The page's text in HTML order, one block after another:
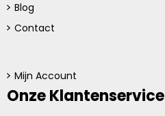
Blog
Contact
Mijn Account
Onze Klantenservice